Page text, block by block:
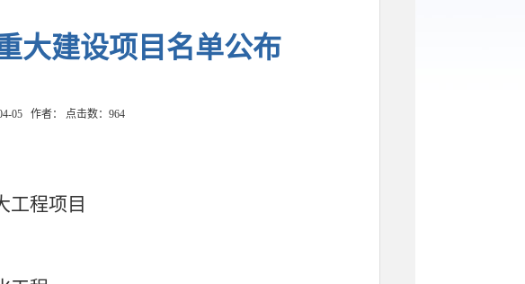
大建设项目名单公布
05 作者： 点击数： 964
工程项目